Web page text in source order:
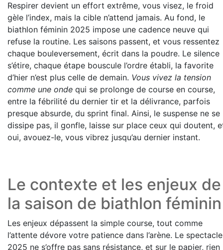
Respirer devient un effort extrême, vous visez, le froid
gèle l’index, mais la cible n’attend jamais. Au fond, le
biathlon féminin 2025 impose une cadence neuve qui
refuse la routine. Les saisons passent, et vous ressentez
chaque bouleversement, écrit dans la poudre. Le silence
s’étire, chaque étape bouscule l’ordre établi, la favorite
d’hier n’est plus celle de demain. Vous vivez la tension
comme une onde qui se prolonge de course en course,
entre la fébrilité du dernier tir et la délivrance, parfois
presque absurde, du sprint final. Ainsi, le suspense ne se
dissipe pas, il gonfle, laisse sur place ceux qui doutent,
oui, avouez-le, vous vibrez jusqu’au dernier instant.
Le contexte et les enjeux de
la saison de biathlon féminin
Les enjeux dépassent la simple course, tout comme
l’attente dévore votre patience dans l’arène. Le spectacle
2025 ne s’offre pas sans résistance, et sur le papier, rien